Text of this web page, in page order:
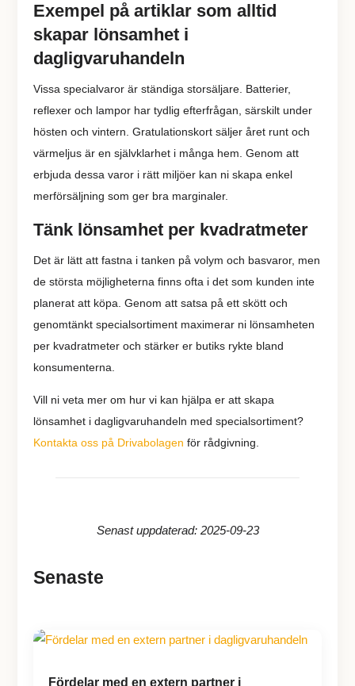
Exempel på artiklar som alltid
skapar lönsamhet i
dagligvaruhandeln
Vissa specialvaror är ständiga storsäljare. Batterier,
reflexer och lampor har tydlig efterfrågan, särskilt under
hösten och vintern. Gratulationskort säljer året runt och
värmeljus är en självklarhet i många hem. Genom att
erbjuda dessa varor i rätt miljöer kan ni skapa enkel
merförsäljning som ger bra marginaler.
Tänk lönsamhet per kvadratmeter
Det är lätt att fastna i tanken på volym och basvaror, men
de största möjligheterna finns ofta i det som kunden inte
planerat att köpa. Genom att satsa på ett skött och
genomtänkt specialsortiment maximerar ni lönsamheten
per kvadratmeter och stärker er butiks rykte bland
konsumenterna.
Vill ni veta mer om hur vi kan hjälpa er att skapa
lönsamhet i dagligvaruhandeln med specialsortiment?
Kontakta oss på Drivabolagen för rådgivning.
Senast uppdaterad: 2025-09-23
Senaste
Fördelar med en extern partner i